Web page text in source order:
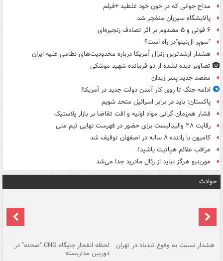
مداح جوانی که در خون خود غلطید +فیلم
پالایشگاه سیزران منفجر شد
۶ فوتی و ۵ مصدوم بر اثر تصادف زنجیره‌ای
"سوپر ال‌نینو"در راه است؟
هشدار ارشدترین ژنرال آمریکا درباره محدودیت‌های نظامی علیه ایران
تصاویر دیده‌ نشده از دو فرمانده شهید موشکی
مقصد جدید پسر زیدان
ادامه جنگ تا روی کار آمدن دولت جدید در آمریکا!
پاکستان: باید در برابر اسرائیل متحد شویم
فشار هم‌زمان گرانی مواد اولیه و افت تقاضا بر بازار پلاستیک
رقابت ۲۸ والیبالیست برای حضور در فهرست نهایی تیم ملی
کامیون با راننده ۸ ساله در اصفهان توقیف شد
مراقب علائم هپاتیت باشید!
مورینیو هرگز نباید از رئال مادرید جدا می‌شد
حوادث
هشدار نسبت به وفوع تندباد در تهران لحظه انفجار جایگاه CNG "صحنه" در
دوربین مداربسته